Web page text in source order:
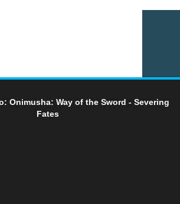
Onimusha: Way of the Sword - Severing
Fates